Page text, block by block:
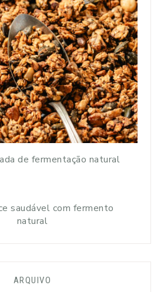
de fermentação natural
saudável com fermento
natural
ARQUIVO